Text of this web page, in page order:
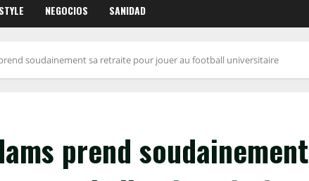
NEGOCIOS SANIDAD
soudainement sa retraite pour jouer au football universitaire
prend soudainement